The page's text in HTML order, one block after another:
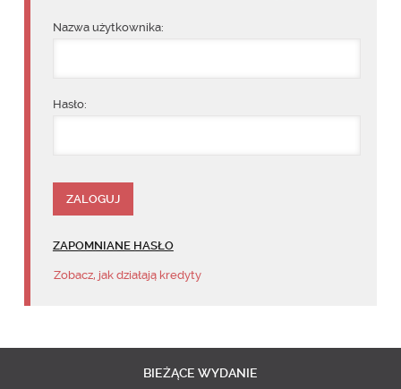
Nazwa użytkownika:
Hasło:
ZAPOMNIANE HASŁO
Zobacz, jak działają kredyty
BIEŻĄCE WYDANIE